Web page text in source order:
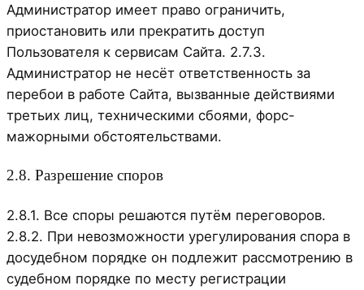
Администратор имеет право ограничить,
приостановить или прекратить доступ
Пользователя к сервисам Сайта. 2.7.3.
Администратор не несёт ответственность за
перебои в работе Сайта, вызванные действиями
третьих лиц, техническими сбоями, форс-
мажорными обстоятельствами.
2.8. Разрешение споров
2.8.1. Все споры решаются путём переговоров.
2.8.2. При невозможности урегулирования спора в
досудебном порядке он подлежит рассмотрению в
судебном порядке по месту регистрации